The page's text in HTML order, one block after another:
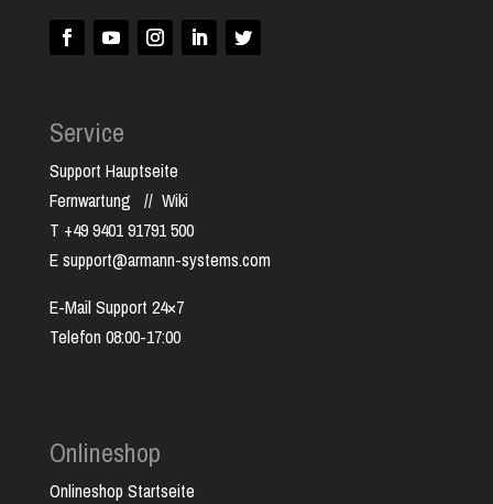
Service
Support Hauptseite
Fernwartung // Wiki
T +49 9401 91791 500
E support@armann-systems.com
E-Mail Support 24×7
Telefon 08:00-17:00
Onlineshop
Onlineshop Startseite